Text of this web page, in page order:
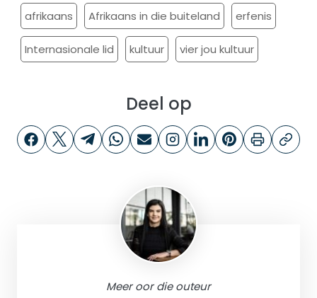
afrikaans Afrikaans in die buiteland erfenis
Internasionale lid kultuur vier jou kultuur
Deel op
Meer oor die outeur